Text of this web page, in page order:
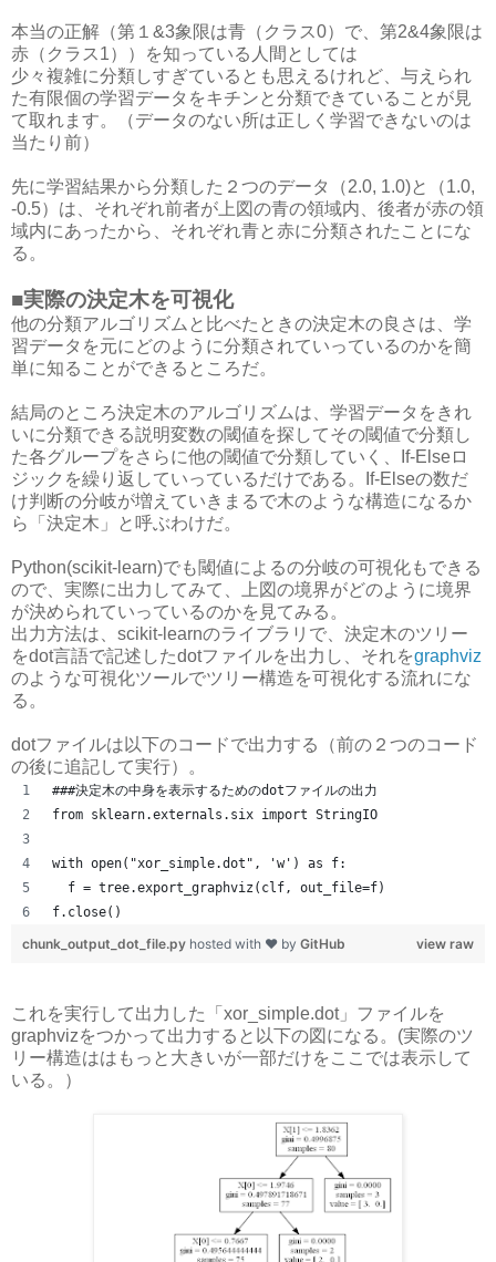
本当の正解（第１&3象限は青（クラス0）で、第2&4象限は
赤（クラス1））を知っている人間としては
少々複雑に分類しすぎているとも思えるけれど、与えられ
た有限個の学習データをキチンと分類できていることが見
て取れます。（データのない所は正しく学習できないのは
当たり前）
先に学習結果から分類した２つのデータ（2.0, 1.0)と（1.0,
-0.5）は、それぞれ前者が上図の青の領域内、後者が赤の領
域内にあったから、それぞれ青と赤に分類されたことにな
る。
■実際の決定木を可視化
他の分類アルゴリズムと比べたときの決定木の良さは、学
習データを元にどのように分類されていっているのかを簡
単に知ることができるところだ。
結局のところ決定木のアルゴリズムは、学習データをきれ
いに分類できる説明変数の閾値を探してその閾値で分類し
た各グループをさらに他の閾値で分類していく、If-Elseロ
ジックを繰り返していっているだけである。If-Elseの数だ
け判断の分岐が増えていきまるで木のような構造になるか
ら「決定木」と呼ぶわけだ。
Python(scikit-learn)でも閾値によるの分岐の可視化もできる
ので、実際に出力してみて、上図の境界がどのように境界
が決められていっているのかを見てみる。
出力方法は、scikit-learnのライブラリで、決定木のツリー
をdot言語で記述したdotファイルを出力し、それをgraphviz
のような可視化ツールでツリー構造を可視化する流れにな
る。
dotファイルは以下のコードで出力する（前の２つのコード
の後に追記して実行）。
###決定木の中身を表示するためのdotファイルの出力
from sklearn.externals.six import StringIO
with open("xor_simple.dot", 'w') as f:
  f = tree.export_graphviz(clf, out_file=f)
f.close()
view raw
chunk_output_dot_file.py hosted with ❤ by GitHub
これを実行して出力した「xor_simple.dot」ファイルを
graphvizをつかって出力すると以下の図になる。(実際のツ
リー構造ははもっと大きいが一部だけをここでは表示して
いる。）